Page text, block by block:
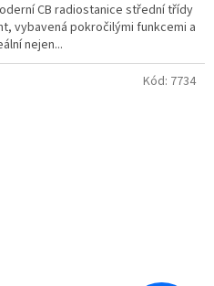
CB radiostanice střední třídy
vybavená pokročilými funkcemi a
nejen...
Kód: 7734